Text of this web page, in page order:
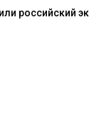
российский